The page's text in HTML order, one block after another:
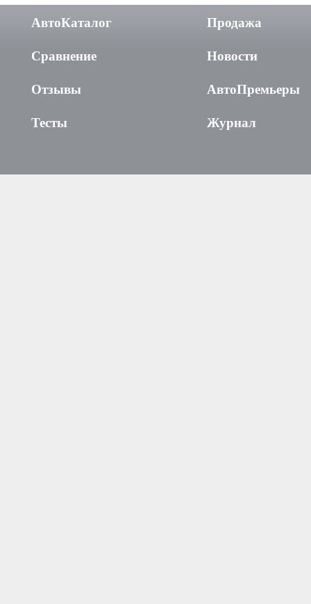
АвтоКаталог
Сравнение
Отзывы
Тесты
Продажа
Новости
АвтоПремьеры
Журнал